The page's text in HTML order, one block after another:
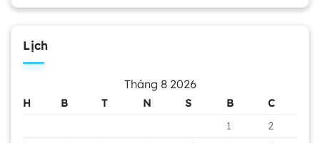
Lịch
Tháng 8 2026
H B T N S B
C
1
2